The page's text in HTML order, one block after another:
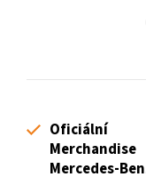
Oficiální
Merchandise
Mercedes-